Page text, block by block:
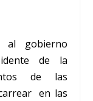
al gobierno
de la
de las
en las